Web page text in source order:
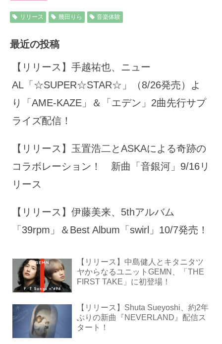
リリース 幾田りら 音楽体験
最近の投稿
【リリース】手越祐也、ニュー
AL「☆SUPER☆STAR☆」（8/26発売）よ
り「AME-KAZE」＆「エデン」2曲先行サプ
ライズ配信！
【リリース】玉置浩二とASKAによる奇跡の
コラボレーション！ 新曲「音銀河」9/16リ
リース
【リリース】伊藤美来、5thアルバム
「39rpm」＆Best Album「swirl」10/7発売！
【リリース】中島健人とキタニタツ
ヤからなるユニットGEMN、「THE
FIRST TAKE」に初登場！
【リリース】Shuta Sueyoshi、約2年
ぶりの新曲『NEVERLAND』配信ス
タート！